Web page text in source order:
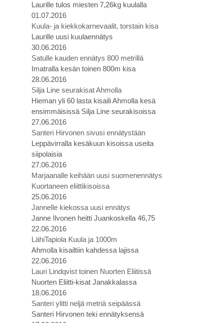
Laurille tulos miesten 7,26kg kuulalla
01.07.2016
Kuula- ja kiekkokarnevaalit, torstain kisa
Laurille uusi kuulaennätys
30.06.2016
Satulle kauden ennätys 800 metrillä
Imatralla kesän toinen 800m kisa
28.06.2016
Silja Line seurakisat Ahmolla
Hieman yli 60 lasta kisaili Ahmolla kesä
ensimmäisissä Silja Line seurakisoissa
27.06.2016
Santeri Hirvonen sivusi ennätystään
Leppävirralla kesäkuun kisoissa useita
siipolaisia
27.06.2016
Marjaanalle keihään uusi suomenennätys
Kuortaneen eliittikisoissa
25.06.2016
Jannelle kiekossa uusi ennätys
Janne Ilvonen heitti Juankoskella 46,75
22.06.2016
LähiTapiola Kuula ja 1000m
Ahmolla kisailtiin kahdessa lajissa
22.06.2016
Lauri Lindqvist toinen Nuorten Eliitissä
Nuorten Eliitti-kisat Janakkalassa
18.06.2016
Santeri ylitti neljä metriä seipäässä
Santeri Hirvonen teki ennätyksensä